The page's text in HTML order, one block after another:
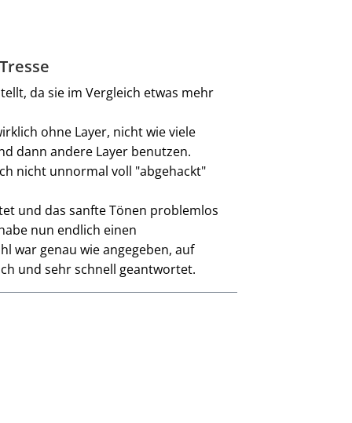
da sie im Vergleich etwas mehr
ohne Layer, nicht wie viele
dann andere Layer benutzen.
nicht unnormal voll "abgehackt"
und das sanfte Tönen problemlos
nun endlich einen
war genau wie angegeben, auf
und sehr schnell geantwortet.